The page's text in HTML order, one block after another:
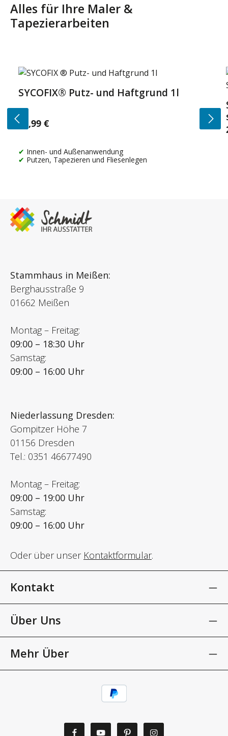
Alles für Ihre Maler &
Tapezierarbeiten
Produktgalerie überspringen
SYCOFIX® Putz- und Haftgrund 1l
Regulärer Preis:
14,99 €
Innen- und Außenanwendung
Putzen, Tapezieren und Fliesenlegen
Stammhaus in Meißen:
Berghausstraße 9
01662 Meißen
Montag – Freitag:
09:00 – 18:30 Uhr
Samstag:
09:00 – 16:00 Uhr
Niederlassung Dresden:
Gompitzer Höhe 7
01156 Dresden
Tel.: 0351 46677490
Montag – Freitag:
09:00 – 19:00 Uhr
Samstag:
09:00 – 16:00 Uhr
Oder über unser Kontaktformular.
Kontakt
Über Uns
Mehr Über